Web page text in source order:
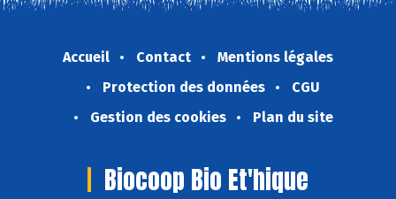
Accueil Contact
Mentions légales
Protection des données
CGU
Gestion des cookies
Plan du site
Biocoop Bio Et'hique